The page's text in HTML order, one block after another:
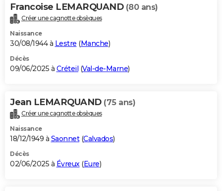
Francoise LEMARQUAND (80 ans)
Créer une cagnotte obsèques
Naissance
30/08/1944 à Lestre (Manche)
Décès
09/06/2025 à Créteil (Val-de-Marne)
Jean LEMARQUAND (75 ans)
Créer une cagnotte obsèques
Naissance
18/12/1949 à Saonnet(Calvados)
Décès
02/06/2025 à Évreux(Eure)